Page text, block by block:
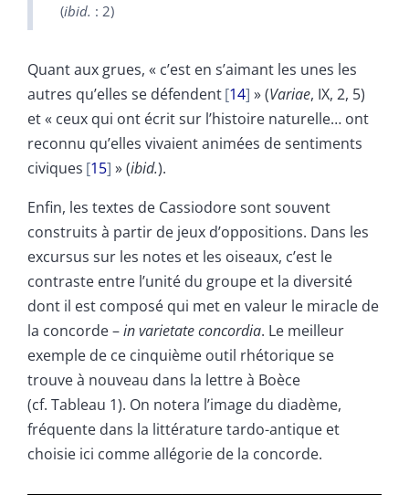
(ibid. : 2)
Quant aux grues, « c’est en s’aimant les unes les
autres qu’elles se défendent 14 » (Variae, IX, 2, 5)
et « ceux qui ont écrit sur l’histoire naturelle… ont
reconnu qu’elles vivaient animées de sentiments
civiques 15 » (ibid.).
Enfin, les textes de Cassiodore sont souvent
construits à partir de jeux d’oppositions. Dans les
excursus sur les notes et les oiseaux, c’est le
contraste entre l’unité du groupe et la diversité
dont il est composé qui met en valeur le miracle de
la concorde –in varietate concordia. Le meilleur
exemple de ce cinquième outil rhétorique se
trouve à nouveau dans la lettre à Boèce
(cf. Tableau 1). On notera l’image du diadème,
fréquente dans la littérature tardo-antique et
choisie ici comme allégorie de la concorde.